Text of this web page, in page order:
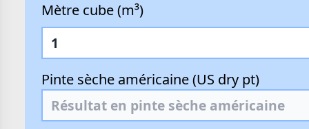
Mètre cube (m³)
Pinte sèche américaine (US dry pt)